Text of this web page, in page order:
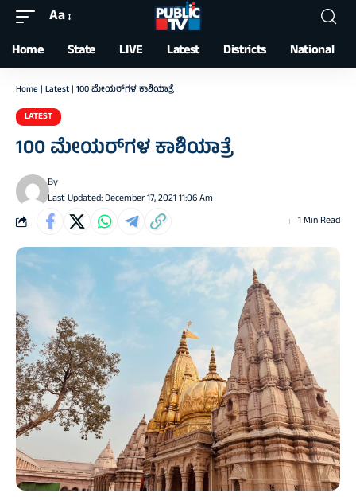
Font
Resizer
Aa
Home State LIVE Latest Districts National
Home | Latest | 100 ಮೇಯರ್‌ಗಳ ಕಾಶಿಯಾತ್ರೆ
LATEST
100 ಮೇಯರ್‌ಗಳ ಕಾಶಿಯಾತ್ರೆ
Last Updated: December 17, 2021 11:06 Am
By
1 Min Read